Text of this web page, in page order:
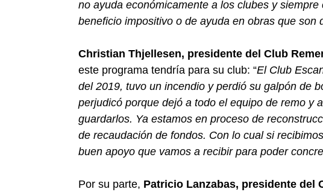
no ayuda económicamente a los clubes y
beneficio impositivo o de ayuda en obras que son
Christian Thjellesen, presidente del Club
este programa tendría para su club: “El Club
del 2019, tuvo un incendio y perdió su galpón de
perjudicó porque dejó a todo el equipo de remo y
guardarlos. Ya estamos en proceso de
de recaudación de fondos. Con lo cual si
buen apoyo que vamos a recibir para poder
Por su parte, Patricio Lanzabas, presidente del